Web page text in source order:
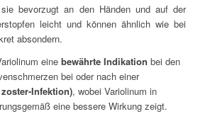
bevorzugt an den Händen und auf der
leicht und können ähnlich wie bei
absondern.
eine bewährte Indikation bei den
bei oder nach einer
Infektion), wobei Variolinum in
eine bessere Wirkung zeigt.